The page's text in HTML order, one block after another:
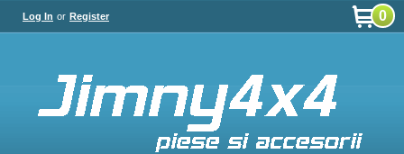
Log In or Register 0